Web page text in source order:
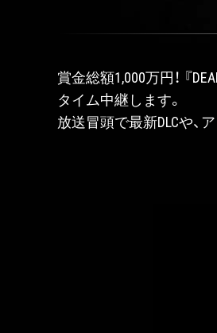
賞金総額1,000万円！ 『
タイム中継します。
放送冒頭で最新DLCや、